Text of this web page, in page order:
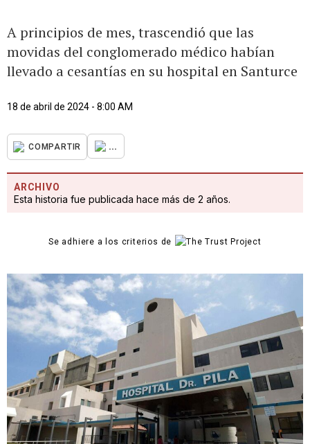
A principios de mes, trascendió que las
movidas del conglomerado médico habían
llevado a cesantías en su hospital en Santurce
18 de abril de 2024 - 8:00 AM
COMPARTIR ...
ARCHIVO
Esta historia fue publicada hace más de 2 años.
Se adhiere a los criterios de